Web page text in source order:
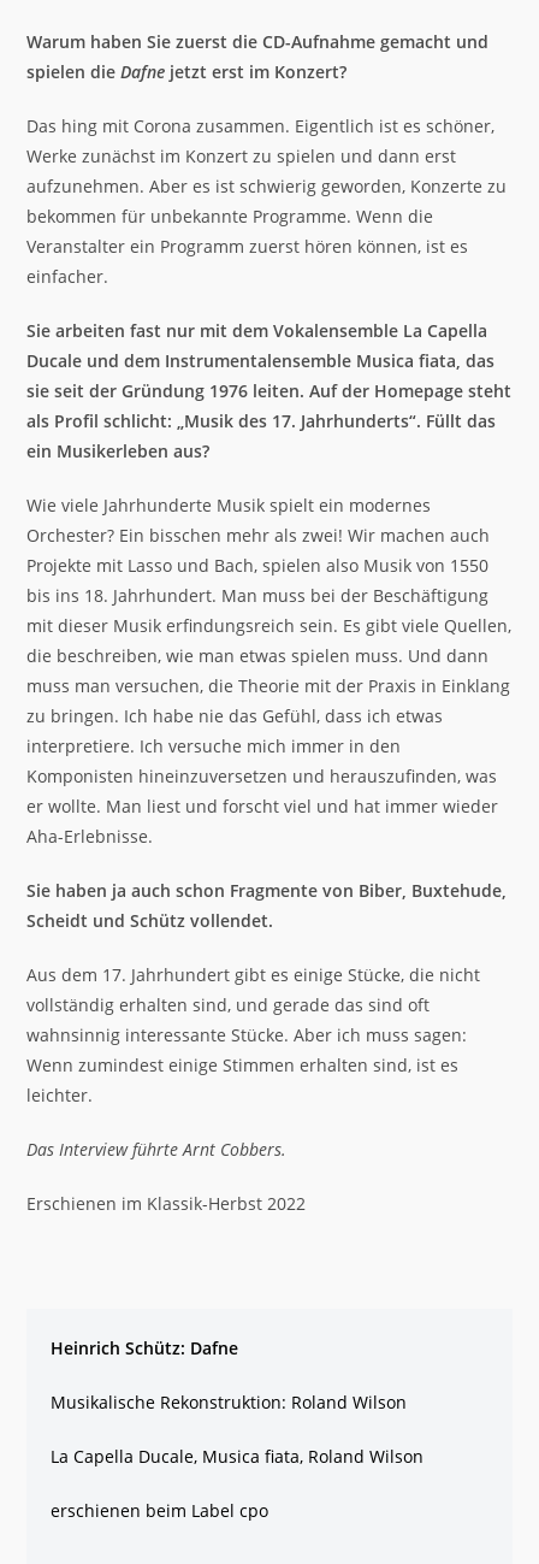
Warum haben Sie zuerst die CD-Aufnahme gemacht und
spielen dieDafne jetzt erst im Konzert?
Das hing mit Corona zusammen. Eigentlich ist es schöner,
Werke zunächst im Konzert zu spielen und dann erst
aufzunehmen. Aber es ist schwierig geworden, Konzerte zu
bekommen für unbekannte Programme. Wenn die
Veranstalter ein Programm zuerst hören können, ist es
einfacher.
Sie arbeiten fast nur mit dem Vokalensemble La Capella
Ducale und dem Instrumentalensemble Musica fiata, das
sie seit der Gründung 1976 leiten. Auf der Homepage steht
als Profil schlicht: „Musik des 17. Jahrhunderts“. Füllt das
ein Musikerleben aus?
Wie viele Jahrhunderte Musik spielt ein modernes
Orchester? Ein bisschen mehr als zwei! Wir machen auch
Projekte mit Lasso und Bach, spielen also Musik von 1550
bis ins 18. Jahrhundert. Man muss bei der Beschäftigung
mit dieser Musik erfindungsreich sein. Es gibt viele Quellen,
die beschreiben, wie man etwas spielen muss. Und dann
muss man versuchen, die Theorie mit der Praxis in Einklang
zu bringen. Ich habe nie das Gefühl, dass ich etwas
interpretiere. Ich versuche mich immer in den
Komponisten hineinzuversetzen und herauszufinden, was
er wollte. Man liest und forscht viel und hat immer wieder
Aha-Erlebnisse.
Sie haben ja auch schon Fragmente von Biber, Buxtehude,
Scheidt und Schütz vollendet.
Aus dem 17. Jahrhundert gibt es einige Stücke, die nicht
vollständig erhalten sind, und gerade das sind oft
wahnsinnig interessante Stücke. Aber ich muss sagen:
Wenn zumindest einige Stimmen erhalten sind, ist es
leichter.
Das Interview führte Arnt Cobbers.
Erschienen im Klassik-Herbst 2022
Heinrich Schütz: Dafne
Musikalische Rekonstruktion: Roland Wilson
La Capella Ducale, Musica fiata, Roland Wilson
erschienen beim Label cpo